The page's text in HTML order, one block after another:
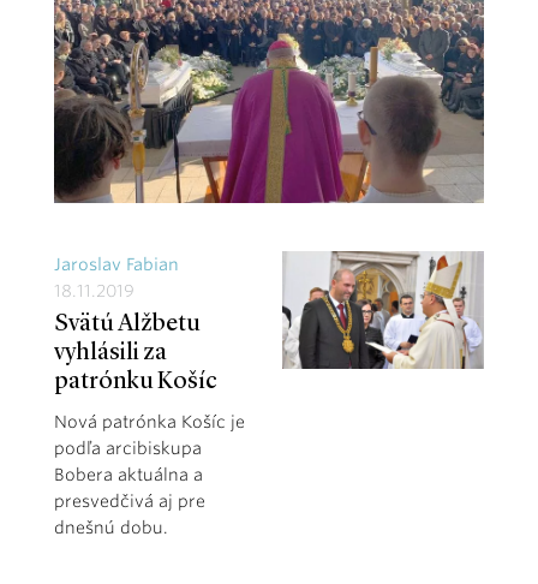
Jaroslav Fabian
18.11.2019
Svätú Alžbetu
vyhlásili za
patrónku Košíc
Nová patrónka Košíc je
podľa arcibiskupa
Bobera aktuálna a
presvedčivá aj pre
dnešnú dobu.